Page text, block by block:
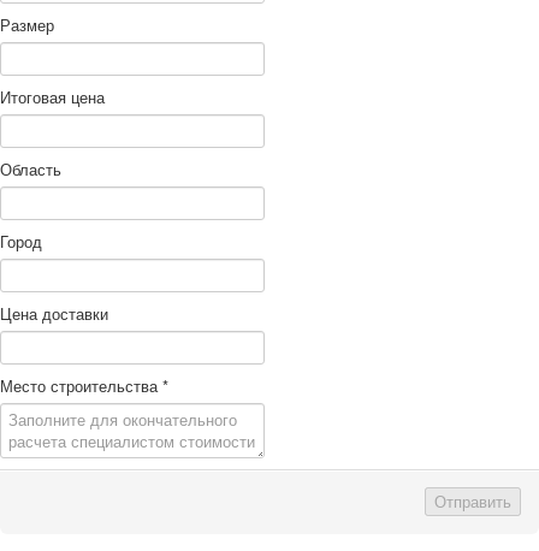
Размер
Итоговая цена
Область
Город
Цена доставки
Место строительства*
Отправить